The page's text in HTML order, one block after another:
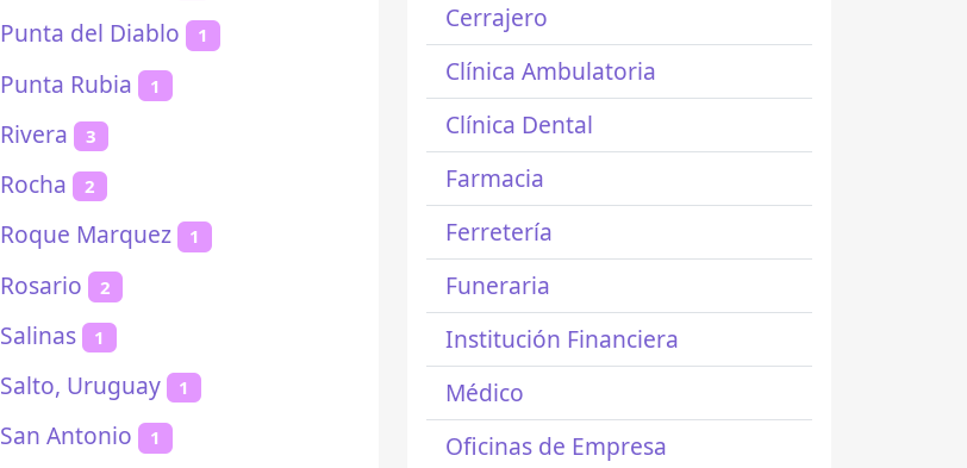
Punta del Diablo 1
Punta Rubia 1
Rivera 3
Rocha 2
Roque Marquez 1
Rosario 2
Salinas 1
Salto, Uruguay 1
San Antonio 1
Cerrajero
Clínica Ambulatoria
Clínica Dental
Farmacia
Ferretería
Funeraria
Institución Financiera
Médico
Oficinas de Empresa